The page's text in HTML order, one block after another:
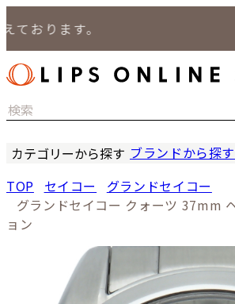
おります。
カテゴリーから探す
バッグ
小物
ジュエリー
ブランドから探す
TOP セイコー
グランドセイコー
グランドセイコー クォーツ 37mm
ョン